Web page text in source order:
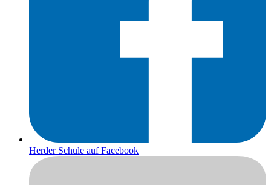
Herder Schule auf Facebook